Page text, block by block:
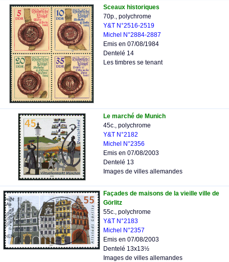
Sceaux historiques
70p., polychrome
Y&T N°2516-2519
Michel N°2884-2887
Emis en 07/08/1984
Dentelé 14
Les timbres se tenant
Le marché de Munich
45c., polychrome
Y&T N°2182
Michel N°2356
Emis en 07/08/2003
Dentelé 13
Images de villes allemandes
Façades de maisons de la vieille ville de
Görlitz
55c., polychrome
Y&T N°2183
Michel N°2357
Emis en 07/08/2003
Dentelé 13x13½
Images de villes allemandes